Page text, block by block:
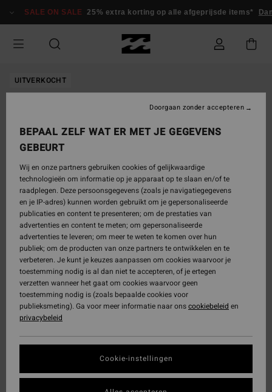
naar
SALE ON SALE 25% extra korting op alle afgeprijsde items*
UITVERKOCHT
BEPAAL ZELF WAT ER MET JE GEGEVENS
GEBEURT
Wij en onze partners gebruiken cookies of gelijkwaardige
technologieën om informatie op je apparaat op te slaan en/of te
raadplegen. Deze persoonsgegevens (zoals je navigatiegegevens
en je IP-adres) kunnen worden gebruikt om je gepersonaliseerde
publicaties en content te presenteren; om de prestaties van
advertenties en content te meten; om gepersonaliseerde
advertenties te leveren; om meer te weten te komen over hun
publiek; om de producten van onze partners te ontwikkelen en te
verbeteren. Je kunt je keuzes aanpassen om cookies waarvoor je
toestemming nodig is al dan niet te accepteren, of je ertegen
verzetten wanneer het gaat om cookies waarvoor geen
toestemming nodig is (zoals bepaalde cookies voor
publieksmeting). Ga voor meer informatie naar onscookiebeleid en
privacybeleid
Cookie-instellingen
Doorgaan zonder accepteren